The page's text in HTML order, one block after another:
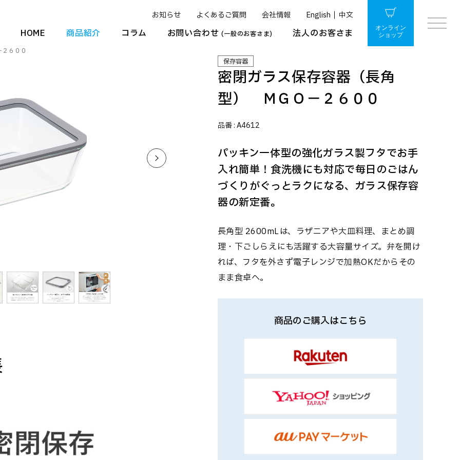
お知らせ よくあるご質問 会社情報 English 中文
HOME 商品紹介 コラム お問い合わせ(一般のお客さま) 法人のお客さま
オンライン
ショップ
６００
保存容器
密閉ガラス保存容器（長角
型） ＭＧＯ－２６００
品番 :A4612
パッキン一体型の強化ガラス製フタでお手
入れ簡単！食洗機にも対応で毎日のごはん
づくりがぐっとラクになる、ガラス保存容
器の新定番。
長角型 2600mLは、ラザニアや大皿料理、まとめ調
理・下ごしらえにも活躍する大容量サイズ。弁を開け
れば、フタを外さず電子レンジで加熱OKだからその
まま食卓へ。
商品のご購入はこちら